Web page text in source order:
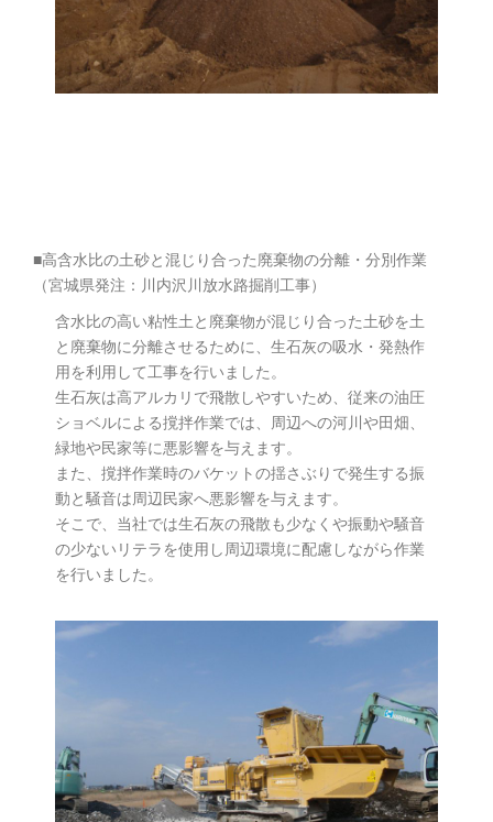
■高含水比の土砂と混じり合った廃棄物の分離・分別作業
（宮城県発注：川内沢川放水路掘削工事）
含水比の高い粘性土と廃棄物が混じり合った土砂を土
と廃棄物に分離させるために、生石灰の吸水・発熱作
用を利用して工事を行いました。
生石灰は高アルカリで飛散しやすいため、従来の油圧
ショベルによる撹拌作業では、周辺への河川や田畑、
緑地や民家等に悪影響を与えます。
また、撹拌作業時のバケットの揺さぶりで発生する振
動と騒音は周辺民家へ悪影響を与えます。
そこで、当社では生石灰の飛散も少なくや振動や騒音
の少ないリテラを使用し周辺環境に配慮しながら作業
を行いました。